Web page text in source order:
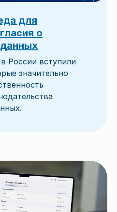
для
о
России вступили
значительно